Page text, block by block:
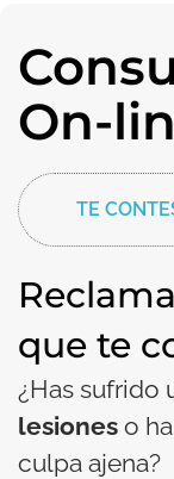
On-
TE
que te
¿Has sufrido
lesiones o
culpa ajena?